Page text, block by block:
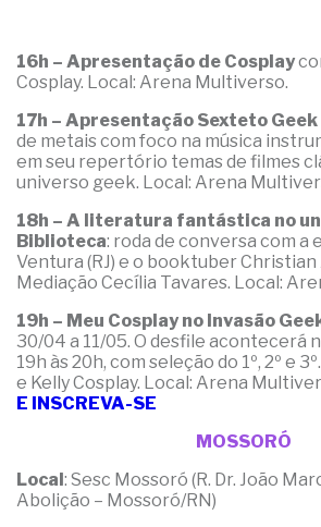
16h – Apresentação de Cosplay
Cosplay. Local: Arena Multiverso.
17h – Apresentação Sexteto
de metais com foco na música
em seu repertório temas de filmes
universo geek. Local: Arena
18h – A literatura fantástica no
Biblioteca: roda de conversa com a
Ventura (RJ) e o booktuber Christian
Mediação Cecília Tavares. Local:
19h – Meu Cosplay no Invasão
30/04 a 11/05. O desfile acontecerá
19h às 20h, com seleção do 1º, 2º e
e Kelly Cosplay. Local: Arena
E INSCREVA-SE
MOSSORÓ
Local: Sesc Mossoró (R. Dr. João
Abolição – Mossoró/RN)